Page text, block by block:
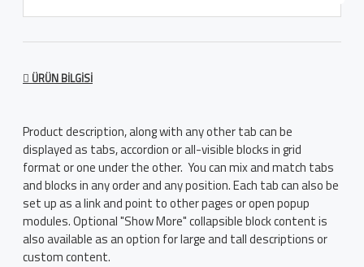
ÜRÜN BILGISI
Product description, along with any other tab can be
displayed as tabs, accordion or all-visible blocks in grid
format or one under the other. You can mix and match tabs
and blocks in any order and any position. Each tab can also be
set up as a link and point to other pages or open popup
modules. Optional "Show More" collapsible block content is
also available as an option for large and tall descriptions or
custom content.